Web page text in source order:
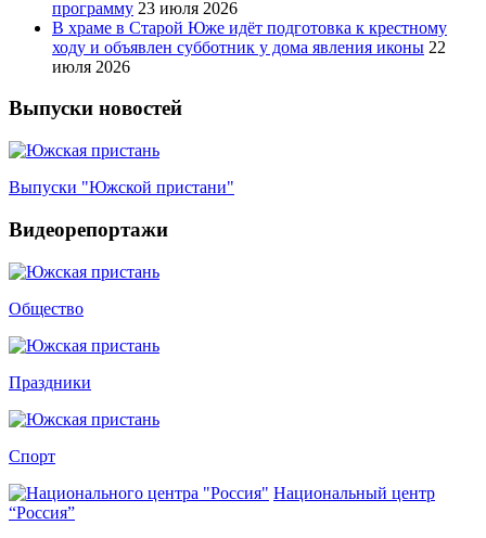
программу 23 июля 2026
В храме в Старой Юже идёт подготовка к крестному
ходу и объявлен субботник у дома явления иконы 22
июля 2026
Выпуски новостей
Выпуски "Южской пристани"
Видеорепортажи
Общество
Праздники
Спорт
Национальный центр
“Россия”